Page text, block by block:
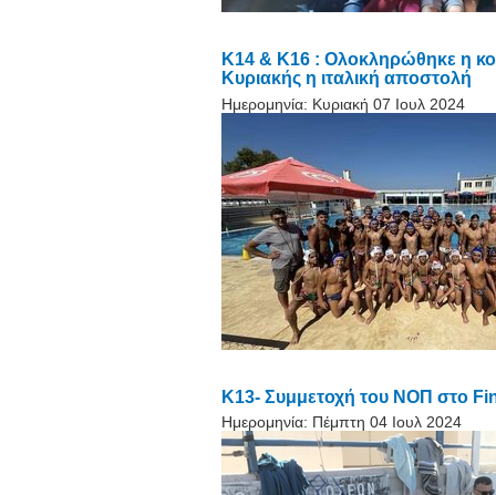
K14 & K16 : Ολοκληρώθηκε η
Κυριακής η ιταλική αποστολή
Ημερομηνία: Κυριακή 07 Ιουλ 2024
K13- Συμμετοχή του ΝΟΠ στο
Ημερομηνία: Πέμπτη 04 Ιουλ 2024